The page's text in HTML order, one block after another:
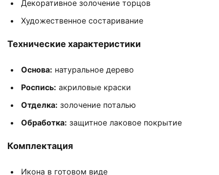
Декоративное золочение торцов
Художественное состаривание
Технические характеристики
Основа: натуральное дерево
Роспись: акриловые краски
Отделка: золочение поталью
Обработка: защитное лаковое покрытие
Комплектация
Икона в готовом виде